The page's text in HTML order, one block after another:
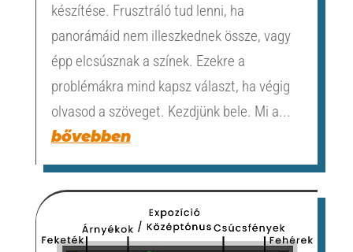
készítése. Frusztráló tud lenni, ha
panorámáid nem illeszkednek össze, vagy
épp elcsúsznak a színek. Ezekre a
problémákra mind kapsz választ, ha végig
olvasod a szöveget. Kezdjünk bele. Mi a...
bővebben